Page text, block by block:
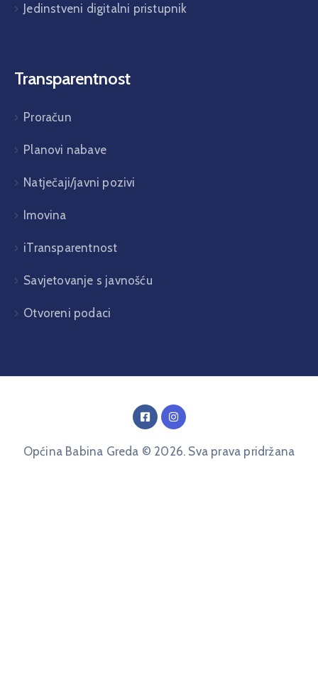
Jedinstveni digitalni pristupnik
Transparentnost
Proračun
Planovi nabave
Natječaji/javni pozivi
Imovina
iTransparentnost
Savjetovanje s javnošću
Otvoreni podaci
Općina Babina Greda © 2026. Sva prava pridržana